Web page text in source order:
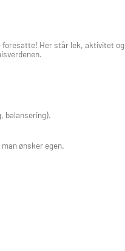
foresatte! Her står lek, aktivitet og
balansering).
ønsker egen.